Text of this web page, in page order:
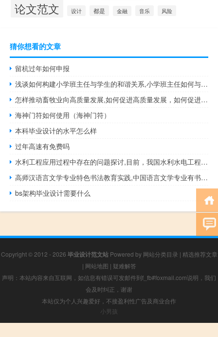
论文范文 设计 都是 金融 音乐 风险
猜你想看的文章
留杭过年如何申报
浅谈如何构建小学班主任与学生的和谐关系,小学班主任如何与学生有效沟通
怎样推动畜牧业向高质量发展,如何促进高质量发展，如何促进高质量发展
海神门符如何使用（海神门符）
本科毕业设计的水平怎么样
过年高速有免费吗
水利工程应用过程中存在的问题探讨,目前，我国水利水电工程建设中存在的主要问题是什么...
高师汉语言文学专业特色书法教育实践,中国语言文学专业有书法课吗
bs架构毕业设计需要什么
Copyright © 2012 - 2026 毕业设计范文站Powered by 网站分类目录 | 精选推荐文章
| 网站地图 | 疑难解答
声明：本站内容来自互联网，如信息有错误可发邮件到f_fb#foxmail.com说明，我们
会及时纠正，谢谢
本站仅为个人兴趣爱好，不接盈利性广告及商业合作
小男孩